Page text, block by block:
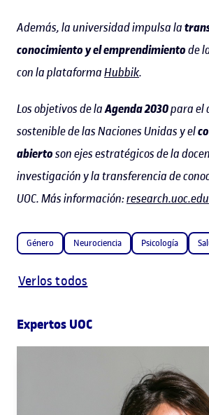
Además, la universidad impulsa la
conocimiento y el emprendimientode
con la plataformaHubbik.
Los objetivos de laAgenda 2030para el
sostenible de las Naciones Unidas y el
abiertoson ejes estratégicos de la
investigación y la transferencia de
UOC. Más información:research.uoc.edu
Género Neurociencia Psicología
Verlos todos
Expertos UOC